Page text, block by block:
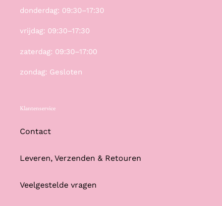
donderdag: 09:30–17:30
vrijdag: 09:30–17:30
zaterdag: 09:30–17:00
zondag: Gesloten
Klantenservice
Contact
Leveren, Verzenden & Retouren
Veelgestelde vragen